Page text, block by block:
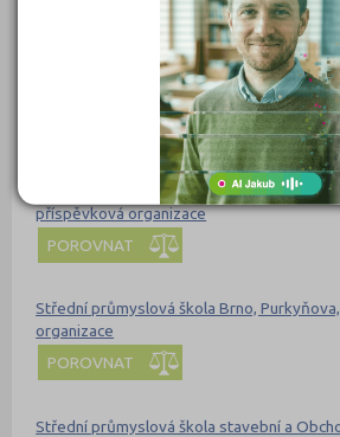
Střední odborné učiliště a Střední odborná
Střední průmyslová škola a Vyšší odborná
příspěvková organizace
POROVNAT
Střední průmyslová škola Brno,
organizace
POROVNAT
Střední průmyslová škola stavební a